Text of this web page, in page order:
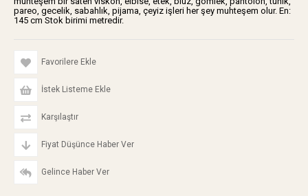
pareo, gecelik, sabahlık, pijama, çeyiz işleri her şey muhteşem olur. En:
145 cm Stok birimi metredir.
Favorilere Ekle
İstek Listeme Ekle
Karşılaştır
Fiyat Düşünce Haber Ver
Gelince Haber Ver